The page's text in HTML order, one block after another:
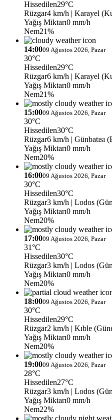
Hissedilen29°C
Rüzgar4 km/h | Karayel
Yağış Miktarı0 mm/h
Nem21%
14:0009 Ağustos 2026, Pazar
30°C
Hissedilen29°C
Rüzgar6 km/h | Karayel
Yağış Miktarı0 mm/h
Nem21%
15:0009 Ağustos 2026, Pazar
30°C
Hissedilen30°C
Rüzgar6 km/h | Günbatısı
Yağış Miktarı0 mm/h
Nem20%
16:0009 Ağustos 2026, Pazar
30°C
Hissedilen30°C
Rüzgar3 km/h | Lodos
Yağış Miktarı0 mm/h
Nem20%
17:0009 Ağustos 2026, Pazar
31°C
Hissedilen30°C
Rüzgar3 km/h | Lodos
Yağış Miktarı0 mm/h
Nem20%
18:0009 Ağustos 2026, Pazar
30°C
Hissedilen29°C
Rüzgar2 km/h | Kıble
Yağış Miktarı0 mm/h
Nem20%
19:0009 Ağustos 2026, Pazar
28°C
Hissedilen27°C
Rüzgar3 km/h | Lodos
Yağış Miktarı0 mm/h
Nem22%